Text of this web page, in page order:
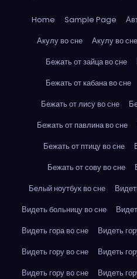
Home Sample Page
Акулу во сне
Акулу во сне
Бежать от зайца во сне
Бежать от кабана во сне
Бежать от лису во сне
Бежать от павлина во сне
Бежать от птицу во сне
Бежать от сову во сне
Белый ноутбук во сне
Видеть больницу во сне
Видеть гора во сне
Видеть
Видеть гору во сне
Видеть
Видеть гору во сне
Видеть